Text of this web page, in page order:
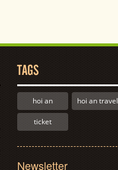
TAGS
hoi an hoi an travel
ticket
Newsletter